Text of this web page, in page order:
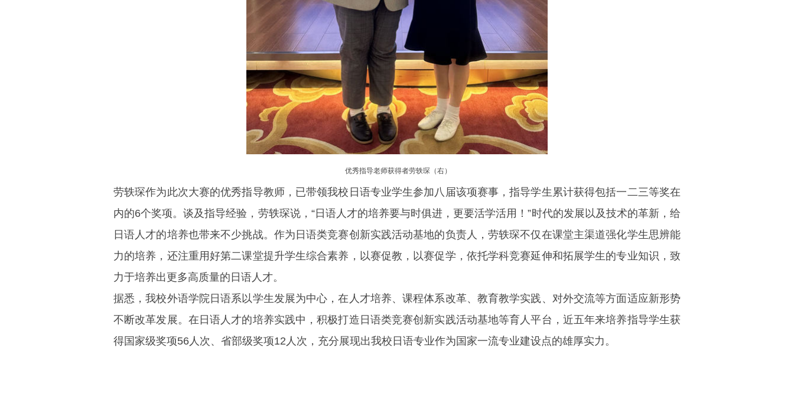
优秀指导老师获得者劳轶琛（右）
劳轶琛作为此次大赛的优秀指导教师，已带领我校日语专业学生参加八届该项赛事，指导学生累计获得包括一二三等奖在
内的6个奖项。谈及指导经验，劳轶琛说，“日语人才的培养要与时俱进，更要活学活用！”时代的发展以及技术的革新，给
日语人才的培养也带来不少挑战。作为日语类竞赛创新实践活动基地的负责人，劳轶琛不仅在课堂主渠道强化学生思辨能
力的培养，还注重用好第二课堂提升学生综合素养，以赛促教，以赛促学，依托学科竞赛延伸和拓展学生的专业知识，致
力于培养出更多高质量的日语人才。
据悉，我校外语学院日语系以学生发展为中心，在人才培养、课程体系改革、教育教学实践、对外交流等方面适应新形势
不断改革发展。在日语人才的培养实践中，积极打造日语类竞赛创新实践活动基地等育人平台，近五年来培养指导学生获
得国家级奖项56人次、省部级奖项12人次，充分展现出我校日语专业作为国家一流专业建设点的雄厚实力。